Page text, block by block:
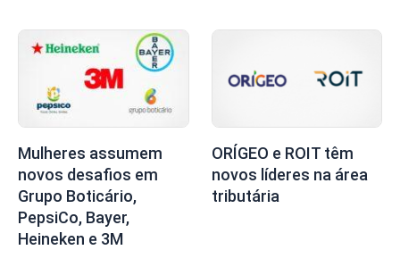
Mulheres assumem
novos desafios em
Grupo Boticário,
PepsiCo, Bayer,
Heineken e 3M
ORÍGEO e ROIT têm
novos líderes na área
tributária